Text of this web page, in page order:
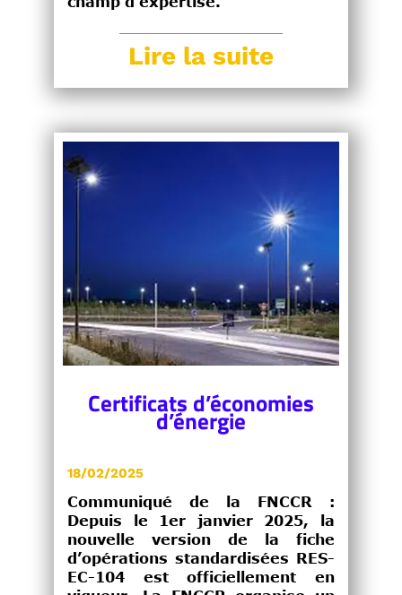
Lire la suite
Certificats d’économies
d’énergie
18/02/2025
Communiqué de la FNCCR :
Depuis le 1er janvier 2025, la
nouvelle version de la fiche
d’opérations standardisées RES-
EC-104 est officiellement en